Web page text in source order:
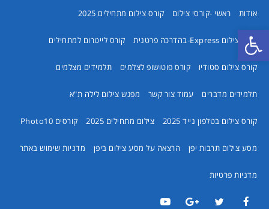
פתח סרגל נגישות
אודות ראשי -קורסי צילום קורס צילום מתחילים 2025
קורס צילום Express-בהדרכה פרטנית קורס לייטרום למתחילים
קורס צילום סטודיו קורס פוטושופ לצלמים תלמידים מצלמים
תלמידים מדברים עמוד צור קשר מפגש צילום לילה ת"א
קורס צילום בטלפון נייד 2025 צילום מתחילים 2025 קורסים Photo10
מסע צילום תרבות יפן הרצאה על מסע צילום ביפן מדניות שימוש באתר
מדניות פרטיות